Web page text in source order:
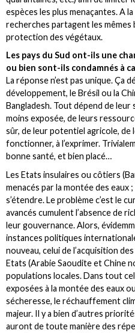
espèces les plus menaçantes. A
recherches partagent les mêmes
protection des végétaux.
Les pays du Sud ont-ils une
ou bien sont-ils condamnés à
La réponse n’est pas unique. Ça
développement, le Brésil ou la
Bangladesh. Tout dépend de
moins exposée, de leurs
sûr, de leur potentiel agricole, de
fonctionner, à l’exprimer.
bonne santé, et bien placé…
Les Etats insulaires ou côtiers
menacés par la montée des eaux
s’étendre. Le problème c’est le
avancés cumulent l’absence de
leur gouvernance. Alors,
instances politiques
nouveau, celui de l’acquisition
Etats (Arabie Saoudite et Chine
populations locales. Dans tout
exposées à la montée des eaux
sécheresse, le réchauffement
majeur. Il y a bien d’autres
auront de toute manière des